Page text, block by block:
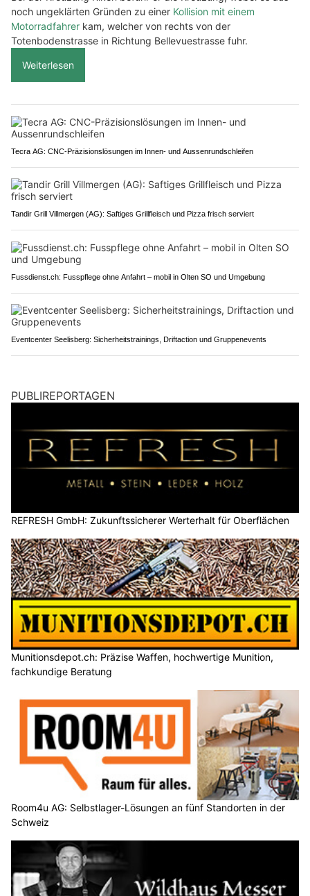
noch ungeklärten Gründen zu einer Kollision mit einem
Motorradfahrer kam, welcher von rechts von der
Totenbodenstrasse in Richtung Bellevuestrasse fuhr.
Weiterlesen
Tecra AG: CNC-Präzisionslösungen im Innen- und Aussenrundschleifen
Tandir Grill Villmergen (AG): Saftiges Grillfleisch und Pizza frisch serviert
Fussdienst.ch: Fusspflege ohne Anfahrt – mobil in Olten SO und Umgebung
Eventcenter Seelisberg: Sicherheitstrainings, Driftaction und Gruppenevents
PUBLIREPORTAGEN
REFRESH GmbH: Zukunftssicherer Werterhalt für Oberflächen
Munitionsdepot.ch: Präzise Waffen, hochwertige Munition,
fachkundige Beratung
Room4u AG: Selbstlager-Lösungen an fünf Standorten in der
Schweiz